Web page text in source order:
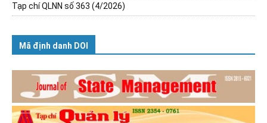
Tạp chí QLNN số 363 (4/2026)
Mã định danh DOI